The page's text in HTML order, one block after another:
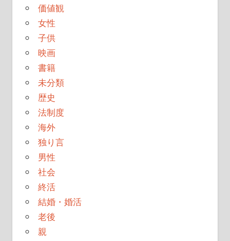
価値観
女性
子供
映画
書籍
未分類
歴史
法制度
海外
独り言
男性
社会
終活
結婚・婚活
老後
親